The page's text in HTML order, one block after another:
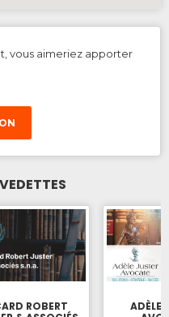
vous aimeriez apporter
ROBERT
ADÈLE